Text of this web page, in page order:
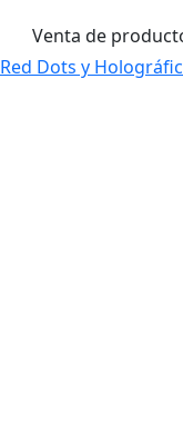
Venta de
Red Dots y